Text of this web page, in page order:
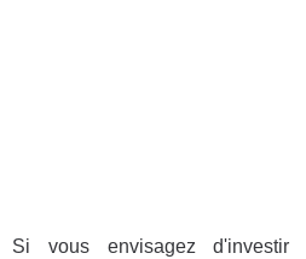
Si vous envisagez